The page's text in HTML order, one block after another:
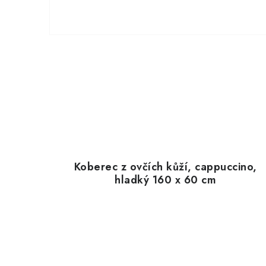
Koberec z ovčích kůží, cappuccino,
hladký 160 x 60 cm